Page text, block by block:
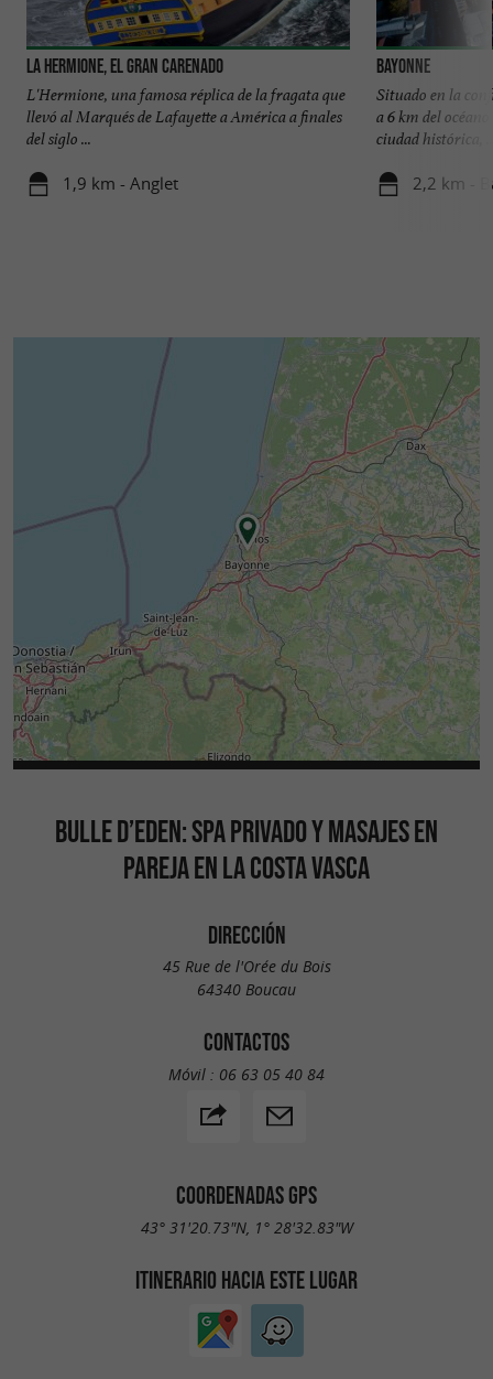
La Hermione, el gran carenado
L'Hermione, una famosa réplica de la fragata que
llevó al Marqués de Lafayette a América a finales
del siglo ...
1,9 km - Anglet
Bayonne
Situado en la
a 6 km del
ciudad histórica,
2,2 km -
BULLE D’EDEN: SPA PRIVADO Y MASAJES EN
PAREJA EN LA COSTA VASCA
DIRECCIÓN
45 Rue de l'Orée du Bois
64340 Boucau
CONTACTOS
Móvil : 06 63 05 40 84
COORDENADAS GPS
43° 31'20.73"N, 1° 28'32.83"W
ITINERARIO HACIA ESTE LUGAR